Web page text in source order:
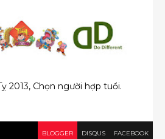
2013, Chọn người hợp tuổi.
BLOGGER DISQUS FACEBOOK